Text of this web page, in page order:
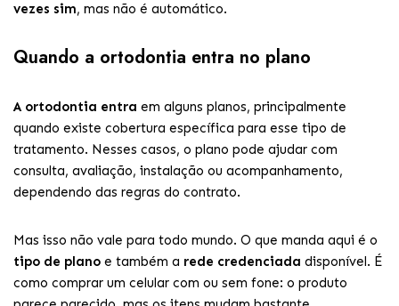
vezes sim, mas não é automático.
Quando a ortodontia entra no plano
A ortodontia entra em alguns planos, principalmente
quando existe cobertura específica para esse tipo de
tratamento. Nesses casos, o plano pode ajudar com
consulta, avaliação, instalação ou acompanhamento,
dependendo das regras do contrato.
Mas isso não vale para todo mundo. O que manda aqui é o
tipo de plano e também a rede credenciada disponível. É
como comprar um celular com ou sem fone: o produto